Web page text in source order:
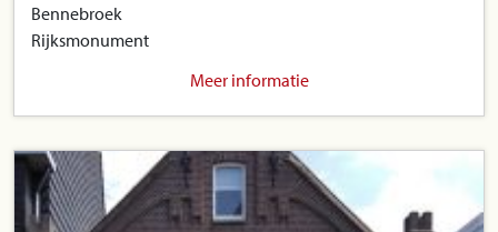
Bennebroek
Rijksmonument
Meer informatie